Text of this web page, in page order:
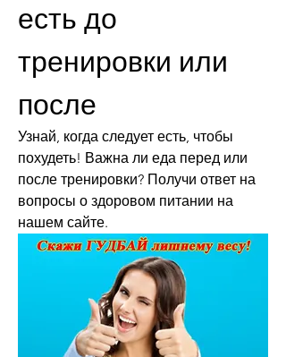
есть до
тренировки или
после
Узнай, когда следует есть, чтобы
похудеть! Важна ли еда перед или
после тренировки? Получи ответ на
вопросы о здоровом питании на
нашем сайте.